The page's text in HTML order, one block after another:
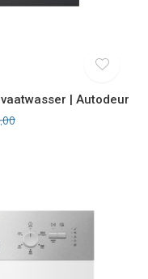
| Autodeur